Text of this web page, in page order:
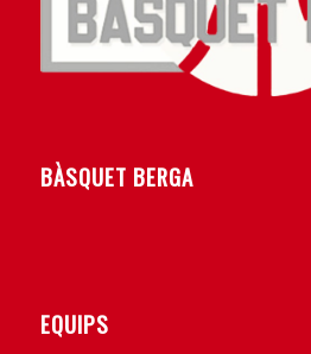
BÀSQUET BERGA
EQUIPS